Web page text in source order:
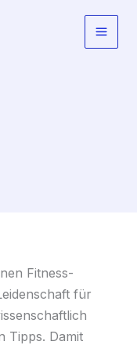
Fitness-
für
Tipps. Damit